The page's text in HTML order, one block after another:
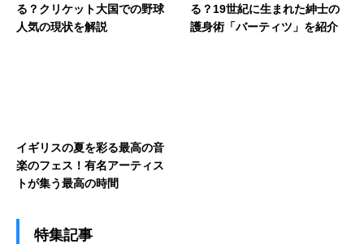
る？クリケット大国での野球
人気の現状を解説
る？19世紀に生まれた紳士の
護身術「バーティツ」を紹介
イギリスの夏を彩る最高の音
楽のフェス！有名アーティス
トが集う最高の時間
特集記事